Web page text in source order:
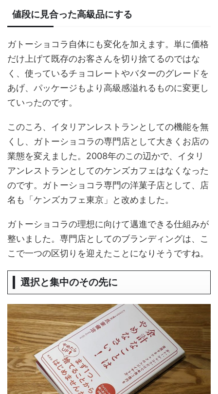
値段に見合った高級品にする
ガトーショコラ自体にも変化を加えます。単に価格
だけ上げて既存のお客さんを切り捨てるのではな
く、使っているチョコレートやバターのグレードを
あげ、パッケージもより高級感溢れるものに変更し
ていったのです。
このころ、イタリアンレストランとしての機能を無
くし、ガトーショコラの専門店として大きくお店の
業態を変えました。2008年のこの辺かで、イタリ
アンレストランとしてのケンズカフェはなくなった
のです。ガトーショコラ専門の洋菓子店として、店
名も「ケンズカフェ東京」と改めました。
ガトーショコラの理想に向けて邁進できる仕組みが
整いました。専門店としてのブランディングは、こ
こで一つの区切りを迎えたことになりそうですね。
選択と集中のその先に